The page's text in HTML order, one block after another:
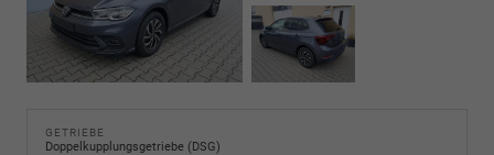
GETRIEBE
Doppelkupplungsgetriebe (DSG)